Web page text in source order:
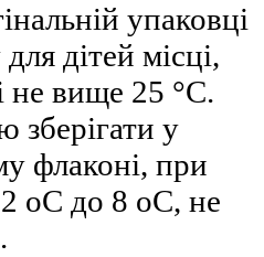
упаковці
дітей місці,
не вище 25 °С.
зберігати у
флаконі, при
2 оС до 8 оС, не